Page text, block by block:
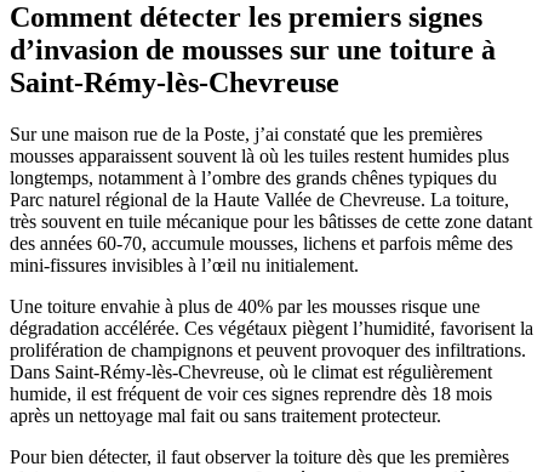
Comment détecter les premiers signes
d’invasion de mousses sur une toiture à
Saint-Rémy-lès-Chevreuse
Sur une maison rue de la Poste, j’ai constaté que les premières
mousses apparaissent souvent là où les tuiles restent humides plus
longtemps, notamment à l’ombre des grands chênes typiques du
Parc naturel régional de la Haute Vallée de Chevreuse. La toiture,
très souvent en tuile mécanique pour les bâtisses de cette zone datant
des années 60-70, accumule mousses, lichens et parfois même des
mini-fissures invisibles à l’œil nu initialement.
Une toiture envahie à plus de 40% par les mousses risque une
dégradation accélérée. Ces végétaux piègent l’humidité, favorisent la
prolifération de champignons et peuvent provoquer des infiltrations.
Dans Saint-Rémy-lès-Chevreuse, où le climat est régulièrement
humide, il est fréquent de voir ces signes reprendre dès 18 mois
après un nettoyage mal fait ou sans traitement protecteur.
Pour bien détecter, il faut observer la toiture dès que les premières